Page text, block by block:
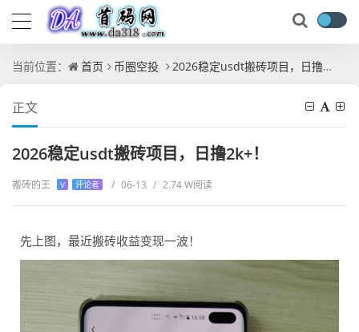
当前位置： 首页 币圈空投 2026稳定usdt搬砖项目，日撸2k+！
正文
2026稳定usdt搬砖项目，日撸2k+！
搬砖的王 V 评论者 / 06-13 / 2.74 W阅读
先上图，最近搬砖收益变现一波！